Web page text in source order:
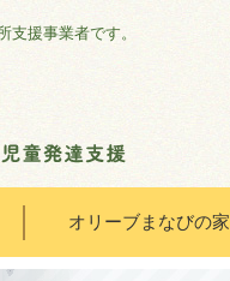
支援事業者です。
オリーブまなびの家